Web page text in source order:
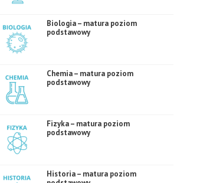
Biologia – matura poziom
podstawowy
Chemia – matura poziom
podstawowy
Fizyka – matura poziom
podstawowy
Historia – matura poziom